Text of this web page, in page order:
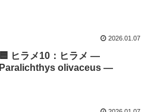
2026.01.07
🟦 ヒラメ10：ヒラメ ―
Paralichthys olivaceus ―